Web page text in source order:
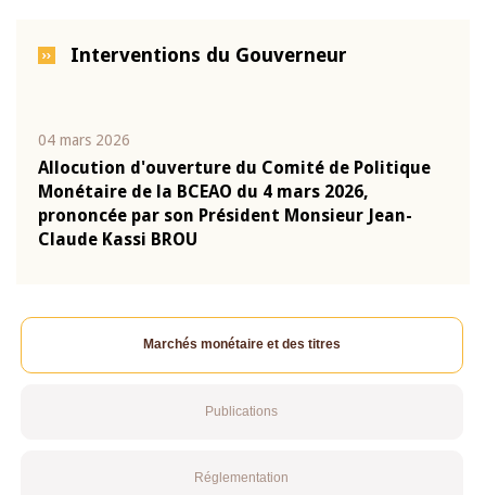
Interventions du Gouverneur
04 mars 2026
Allocution d'ouverture du Comité de Politique
Monétaire de la BCEAO du 4 mars 2026,
prononcée par son Président Monsieur Jean-
Claude Kassi BROU
Marchés monétaire et des titres
Publications
Réglementation